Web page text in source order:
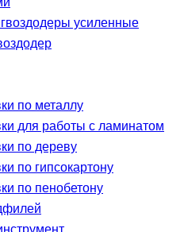
усиленные
по металлу
для работы с ламинатом
по дереву
по гипсокартону
по пенобетону